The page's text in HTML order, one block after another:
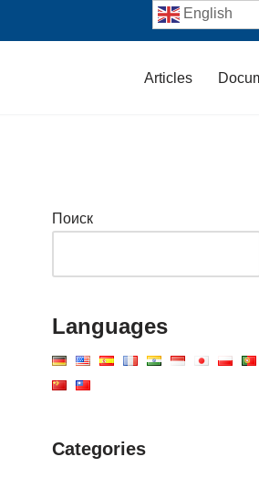
Articles
Поиск
Languages
Categories
English